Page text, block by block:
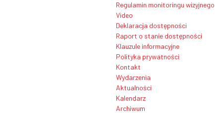
Regulamin monitoringu wizyjnego
Video
Deklaracja dostępności
Raport o stanie dostępności
Klauzule informacyjne
Polityka prywatności
Kontakt
Wydarzenia
Aktualności
Kalendarz
Archiwum